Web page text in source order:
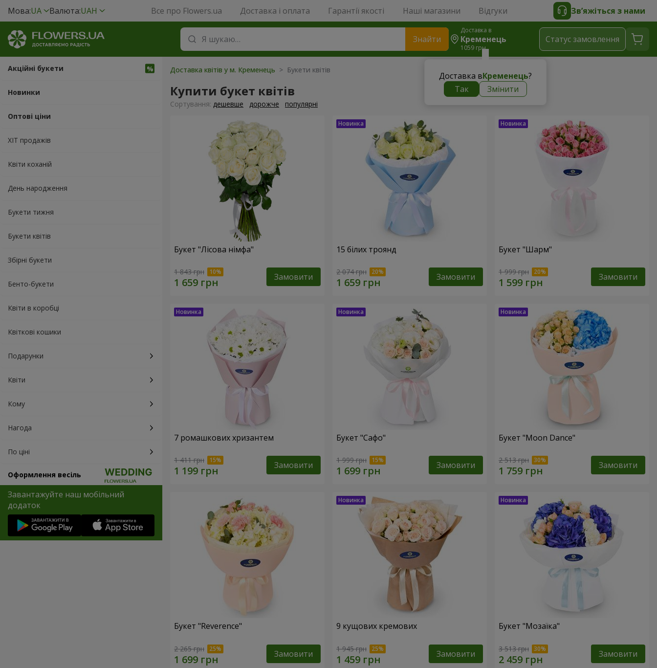
Мова:UA Валюта:UAH Все про Flowers.ua Доставка і оплата Гарантії якості Наші магазини Відгуки Зв’яжіться з нами
Знайти
Доставка в
Кременець
1059 грн
Доставка вКременець?
Так
Змінити
Статус замовлення
Акційні букети
Новинки
Оптові ціни
ХІТ продажів
Квіти коханій
День народження
Букети тижня
Букети квітів
Збірні букети
Бенто-букети
Квіти в коробці
Квіткові кошики
Подарунки
Квіти
Кому
Нагода
По ціні
Оформлення весіль
Завантажуйте наш мобільний
додаток
Доставка квітів у м. Кременець > Букети квітів
Купити букет квітів
Сортування: дешевше дорожче популярні
Букет "Лісова німфа"
1 843 грн Замовити
15 білих троянд
2 074 грн Замовити
Букет "Шарм"
1 999 грн Замовити
7 ромашкових хризантем
1 411 грн Замовити
Букет "Сафо"
1 999 грн Замовити
Букет "Moon Dance"
2 513 грн Замовити
Букет "Reverence"
2 265 грн Замовити
9 кущових кремових
1 945 грн Замовити
Букет "Мозаїка"
3 513 грн Замовити